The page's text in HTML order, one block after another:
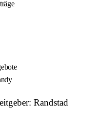
Randstad